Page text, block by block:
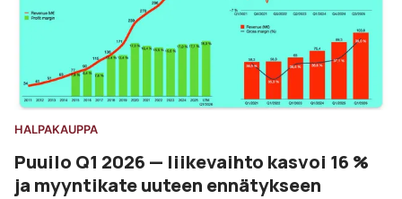
HALPAKAUPPA
Puuilo Q1 2026 — liikevaihto kasvoi 16 %
ja myyntikate uuteen ennätykseen